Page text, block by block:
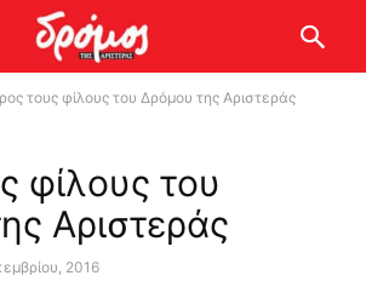
τους φίλους του Δρόμου της Αριστεράς
φίλους του
Αριστεράς
2016